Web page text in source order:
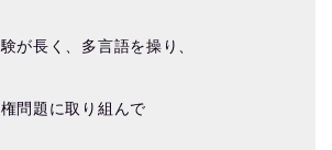
が長く、多言語を操り、
問題に取り組んで